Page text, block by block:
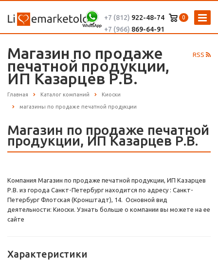
0
+7 (812) 922-48-74
+7 (966) 869-64-91
RSS
Магазин по продаже
печатной продукции,
ИП Казарцев Р.В.
Главная Каталог компаний Киоски
магазины по продаже печатной продукции
Магазин по продаже печатной
продукции, ИП Казарцев Р.В.
Компания Магазин по продаже печатной продукции, ИП Казарцев
Р.В. из города Санкт-Петербург находится по адресу : Санкт-
Петербург Флотская (Кронштадт), 14. Основной вид
деятельности: Киоски. Узнать больше о компании вы можете на ее
сайте
Характеристики